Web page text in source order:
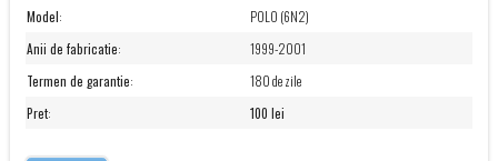
Model:
POLO (6N2)
Anii de fabricatie:
1999-2001
Termen de garantie:
180 de zile
Pret: 100 lei